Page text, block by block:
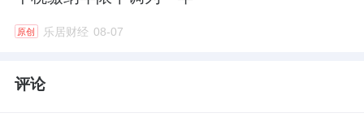
原创 乐居财经 08-07
评论